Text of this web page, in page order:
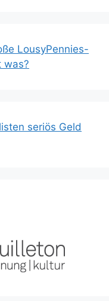
LousyPennies-
was?
seriös Geld